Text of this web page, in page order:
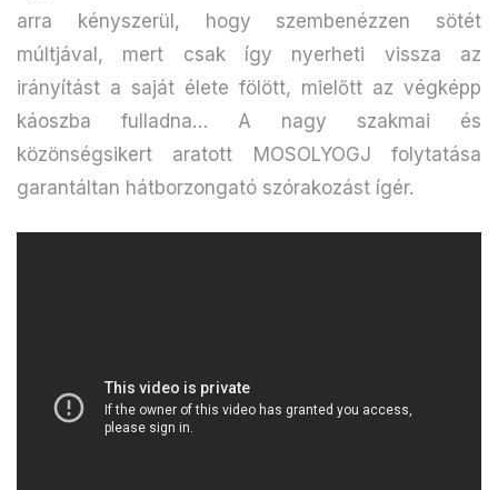
arra kényszerül, hogy szembenézzen sötét
múltjával, mert csak így nyerheti vissza az
irányítást a saját élete fölött, mielőtt az végképp
káoszba fulladna… A nagy szakmai és
közönségsikert aratott MOSOLYOGJ folytatása
garantáltan hátborzongató szórakozást ígér.